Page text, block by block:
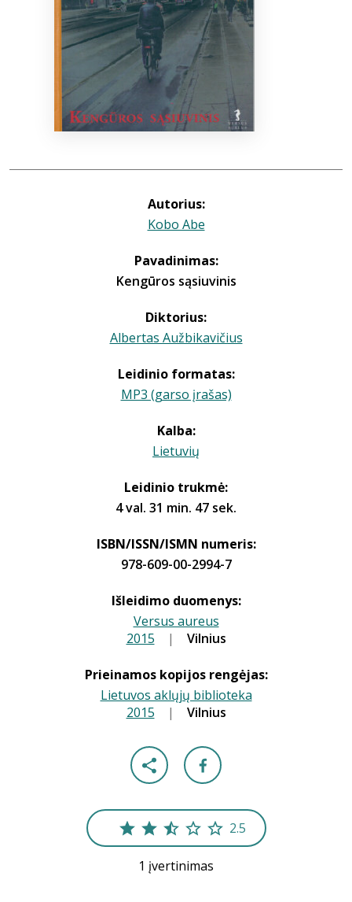
info@elvislab.lt
Autorius:
Kobo Abe
Pavadinimas:
Kengūros sąsiuvinis
Diktorius:
Albertas Aužbikavičius
Leidinio formatas:
MP3 (garso įrašas)
Kalba:
Lietuvių
Leidinio trukmė:
4 val. 31 min. 47 sek.
ISBN/ISSN/ISMN numeris:
978-609-00-2994-7
Išleidimo duomenys:
Versus aureus
2015 | Vilnius
Prieinamos kopijos rengėjas:
Lietuvos aklųjų biblioteka
2015 | Vilnius
2.5
1 įvertinimas